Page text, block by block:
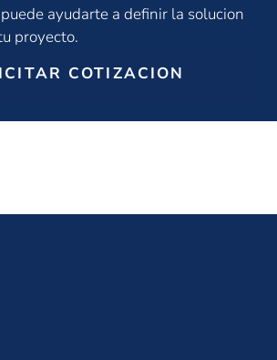
ayudarte a definir la solucion
proyecto.
COTIZACION